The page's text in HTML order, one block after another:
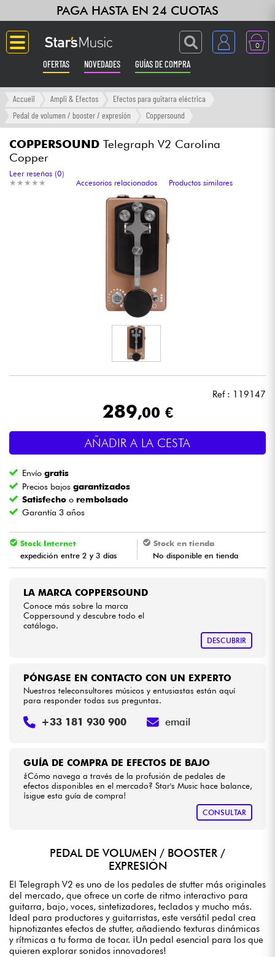
PAGA HASTA EN 24 CUOTAS
0
OFERTAS NOVEDADES GUÍAS DE COMPRA
Langue
Ampli & Efectos
Sintetizadores & samplers
Batería y percusión
Vientos
Violines y cuarteto
Niños
HiFi
Ver nuestras marcas
Accueil Ampli & Efectos
Efectos para guitarra eléctrica
Pedal de volumen / booster / expresión
Coppersound
COPPERSOUND Telegraph V2 Carolina
Copper
★ ★ ★ ★ ★
★ ★ ★ ★ ★
Leer reseñas (0)
Accesorios relacionados
Productos similares
Ref : 119147
289,00 €
AÑADIR A LA CESTA
Envíogratis
Precios bajosgarantizados
Satisfecho o rembolsado
Garantía 3 años
Stock Internet
expedición entre 2 y 3 días
Stock en tienda
No disponible en tienda
LA MARCA COPPERSOUND
Conoce más sobre la marca
Coppersound y descubre todo el
catálogo.
DESCUBRIR
GUÍA DE COMPRA DE EFECTOS DE BAJO
¿Cómo navega a través de la profusión de pedales de
efectos disponibles en el mercado? Star's Music hace balance,
¡sigue esta guía de compra!
CONSULTAR
PÓNGASE EN CONTACTO CON UN EXPERTO
Nuestros teleconsultores músicos y entusiastas están aquí
para responder todas sus preguntas.
+33 181 930 900 email
PEDAL DE VOLUMEN / BOOSTER /
EXPRESIÓN
El Telegraph V2 es uno de los pedales de stutter más originales
del mercado, que ofrece un corte de ritmo interactivo para
guitarra, bajo, voces, sintetizadores, teclados y mucho más.
Ideal para productores y guitarristas, este versátil pedal crea
hipnotizantes efectos de stutter, añadiendo texturas dinámicas
y rítmicas a tu forma de tocar. ¡Un pedal esencial para los que
quieren explorar sonidos innovadores!